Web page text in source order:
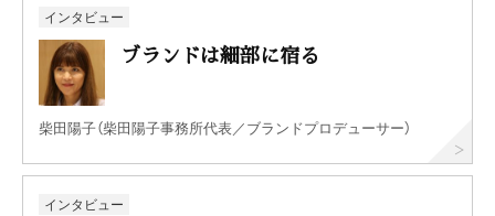
インタビュー
ブランドは細部に宿る
柴田陽子（柴田陽子事務所代表／ブランドプロデューサー）
インタビュー